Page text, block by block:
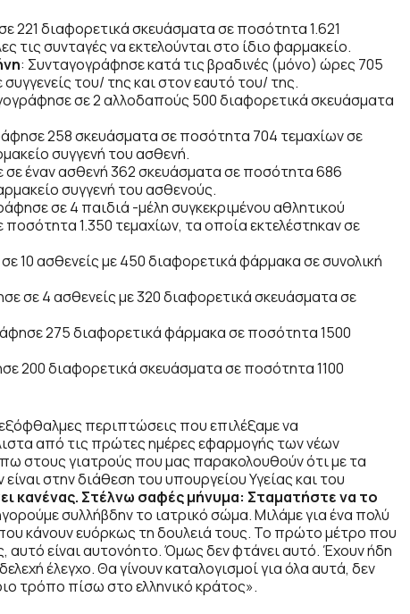
221 διαφορετικά σκευάσματα σε ποσότητα 1.621
τις συνταγές να εκτελούνται στο ίδιο φαρμακείο.
: Συνταγογράφησε κατά τις βραδινές (μόνο) ώρες 705
του/ της και στον εαυτό του/ της.
σε 2 αλλοδαπούς 500 διαφορετικά σκευάσματα
258 σκευάσματα σε ποσότητα 704 τεμαχίων σε
συγγενή του ασθενή.
έναν ασθενή 362 σκευάσματα σε ποσότητα 686
συγγενή του ασθενούς.
σε 4 παιδιά -μέλη συγκεκριμένου αθλητικού
1.350 τεμαχίων, τα οποία εκτελέστηκαν σε
10 ασθενείς με 450 διαφορετικά φάρμακα σε συνολική
σε 4 ασθενείς με 320 διαφορετικά σκευάσματα σε
275 διαφορετικά φάρμακα σε ποσότητα 1500
200 διαφορετικά σκευάσματα σε ποσότητα 1100
περιπτώσεις που επιλέξαμε να
από τις πρώτες ημέρες εφαρμογής των νέων
στους γιατρούς που μας παρακολουθούν ότι με τα
στην διάθεση του υπουργείου Υγείας και του
κανένας. Στέλνω σαφές μήνυμα: Σταματήστε να το
συλλήβδην το ιατρικό σώμα. Μιλάμε για ένα πολύ
κάνουν ευόρκως τη δουλειά τους. Το πρώτο μέτρο που
είναι αυτονόητο. Όμως δεν φτάνει αυτό. Έχουν ήδη
έλεγχο. Θα γίνουν καταλογισμοί για όλα αυτά, δεν
τρόπο πίσω στο ελληνικό κράτος».